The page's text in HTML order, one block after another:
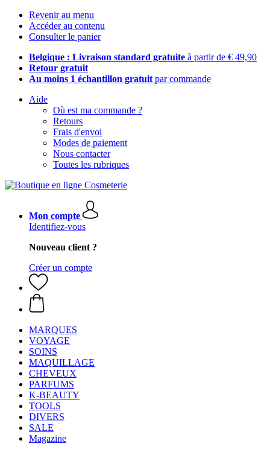
Revenir au menu
Accéder au contenu
Consulter le panier
Belgique : Livraison standard gratuite à partir de € 49,90
Retour gratuit
Au moins 1 échantillon gratuit par commande
Aide
Où est ma commande ?
Retours
Frais d'envoi
Modes de paiement
Nous contacter
Toutes les rubriques
Mon compte
Identifiez-vous
Nouveau client ?
Créer un compte
MARQUES
VOYAGE
SOINS
MAQUILLAGE
CHEVEUX
PARFUMS
K-BEAUTY
TOOLS
DIVERS
SALE
Magazine